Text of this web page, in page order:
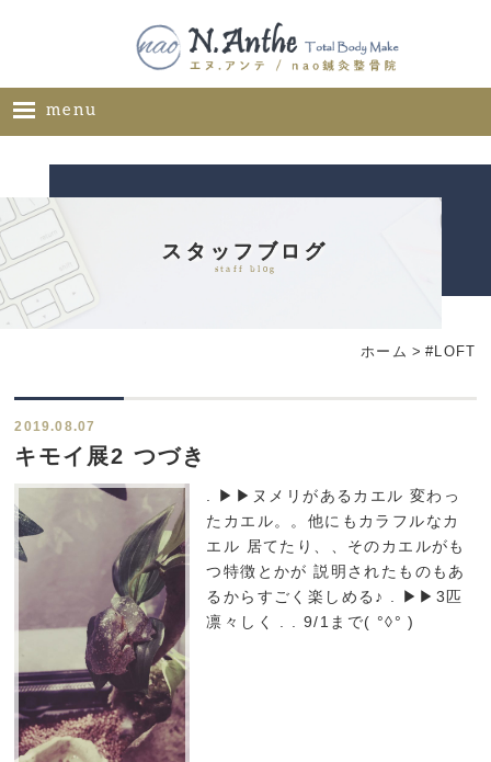
menu
メニュー
ギャラリー
ブログ
スタッフブログ
staff blog
ホーム >#LOFT
2019.08.07
キモイ展2 つづき
. ▶▶ヌメリがあるカエル 変わっ
たカエル。。他にもカラフルなカ
エル 居てたり、、そのカエルがも
つ特徴とかが 説明されたものもあ
るからすごく楽しめる♪ . ▶▶3匹
凛々しく . . 9/1まで( °◊° )